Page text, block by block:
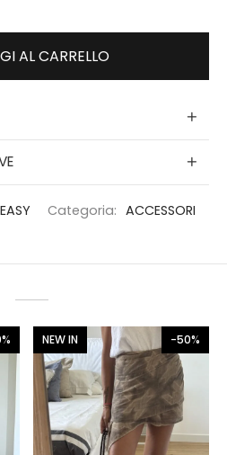
AL CARRELLO
Categoria: ACCESSORI
NEW IN -50%